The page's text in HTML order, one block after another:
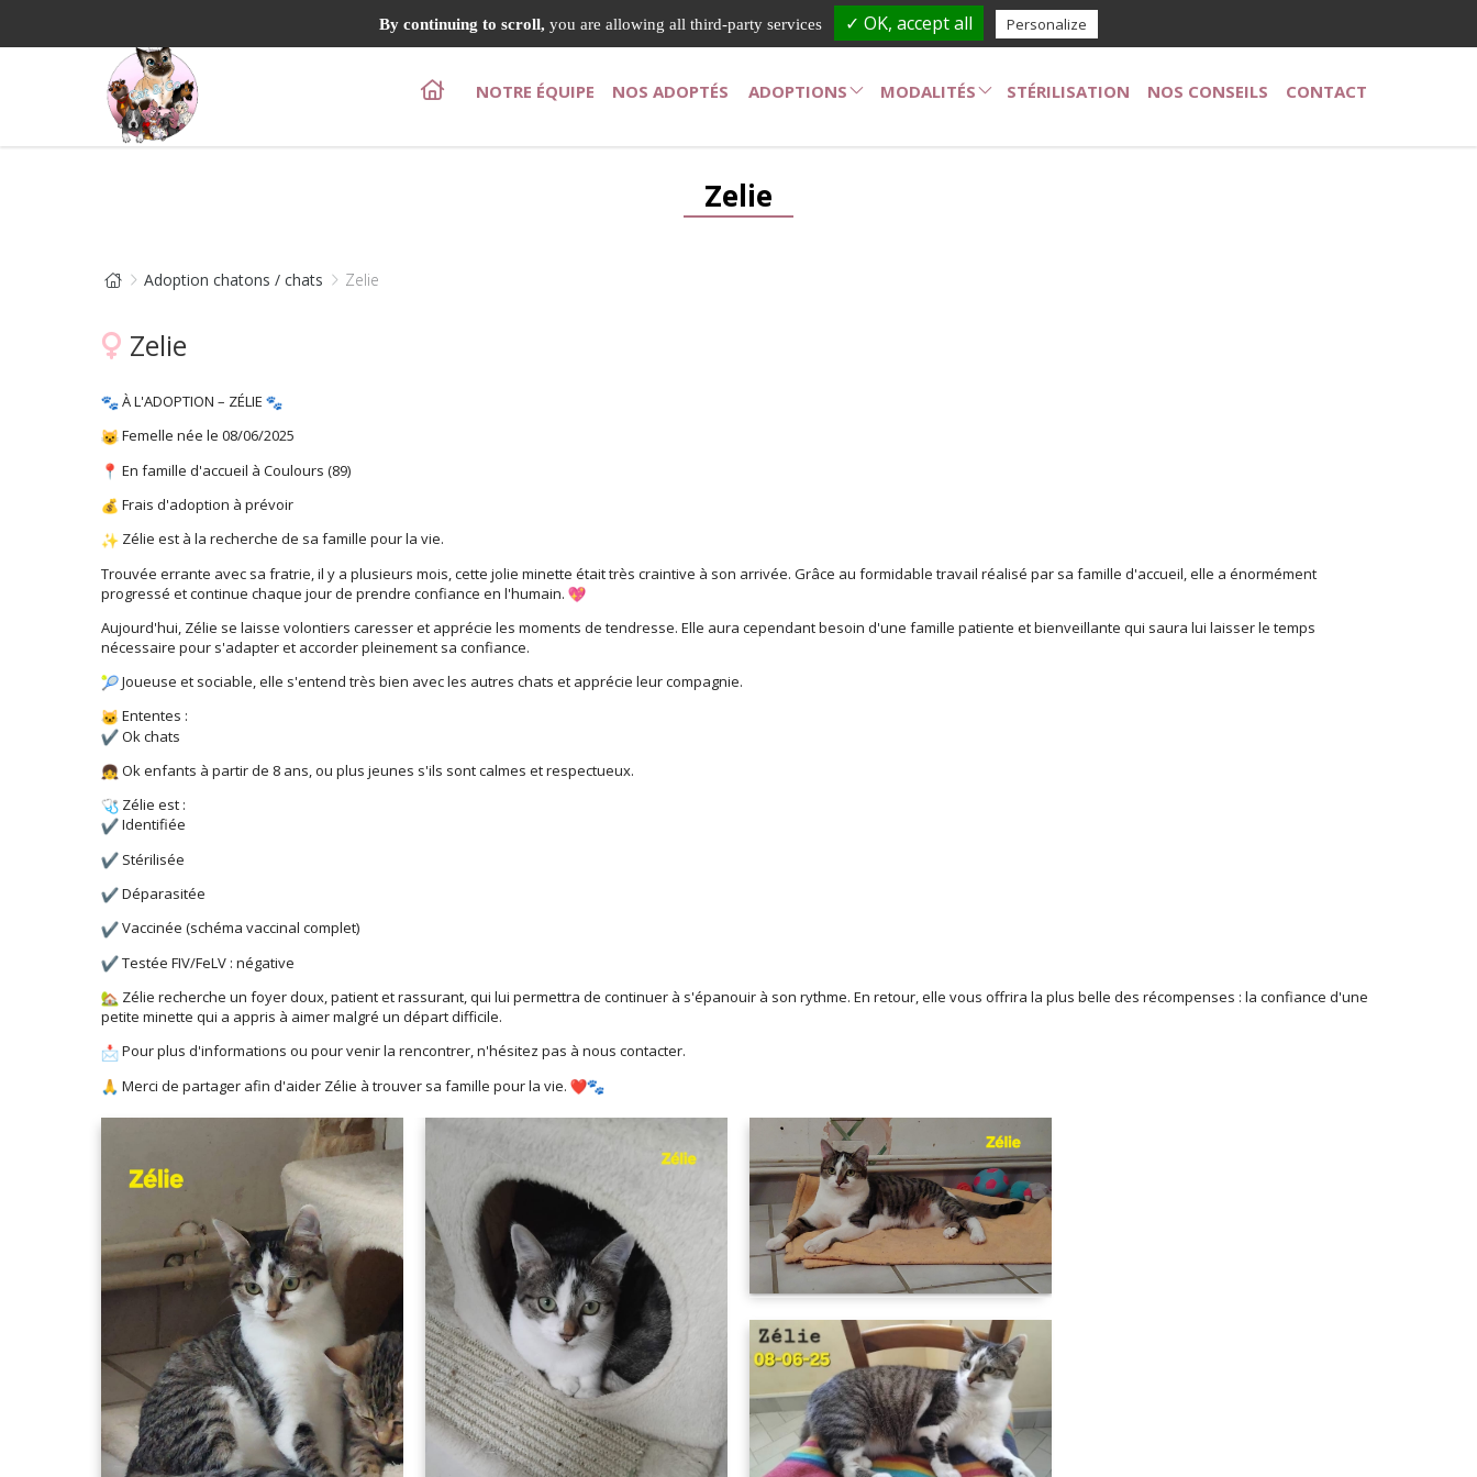
Demande de rappel 06.52.94.23.83 11 Chemin du Fort - 77170 Coubert
NOTRE ÉQUIPE NOS ADOPTÉS ADOPTIONS
Adoption chatons / chats
Adoption chiots / chiens
MODALITÉS STÉRILISATION NOS CONSEILS CONTACT
Zelie
Adoption chatons / chats Zelie
Zelie
À L'ADOPTION – ZÉLIE
Femelle née le 08/06/2025
En famille d'accueil à Coulours (89)
Frais d'adoption à prévoir
Zélie est à la recherche de sa famille pour la vie.
Trouvée errante avec sa fratrie, il y a plusieurs mois, cette jolie minette était très craintive à son arrivée. Grâce au formidable travail réalisé par sa famille d'accueil, elle a énormément
progressé et continue chaque jour de prendre confiance en l'humain.
Aujourd'hui, Zélie se laisse volontiers caresser et apprécie les moments de tendresse. Elle aura cependant besoin d'une famille patiente et bienveillante qui saura lui laisser le temps
nécessaire pour s'adapter et accorder pleinement sa confiance.
Joueuse et sociable, elle s'entend très bien avec les autres chats et apprécie leur compagnie.
Ententes :
Ok chats
Ok enfants à partir de 8 ans, ou plus jeunes s'ils sont calmes et respectueux.
Zélie est :
Identifiée
Stérilisée
Déparasitée
Vaccinée (schéma vaccinal complet)
Testée FIV/FeLV : négative
Zélie recherche un foyer doux, patient et rassurant, qui lui permettra de continuer à s'épanouir à son rythme. En retour, elle vous offrira la plus belle des récompenses : la confiance d'une
petite minette qui a appris à aimer malgré un départ difficile.
Pour plus d'informations ou pour venir la rencontrer, n'hésitez pas à nous contacter.
Merci de partager afin d'aider Zélie à trouver sa famille pour la vie.
By continuing to scroll, you are allowing all third-party services ✓ OK, accept all Personalize